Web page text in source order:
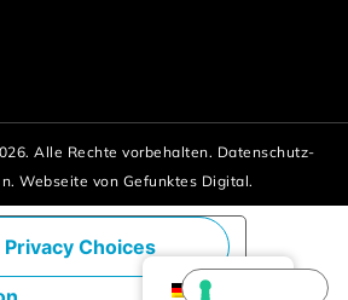
Alle Rechte vorbehalten. Datenschutz-
Webseite von Gefunktes Digital.
German
Privacy Choices